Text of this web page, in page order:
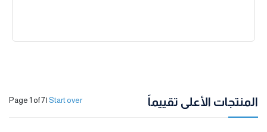
المنتجات الأعلى تقييماً Page 1 of 7| Start over